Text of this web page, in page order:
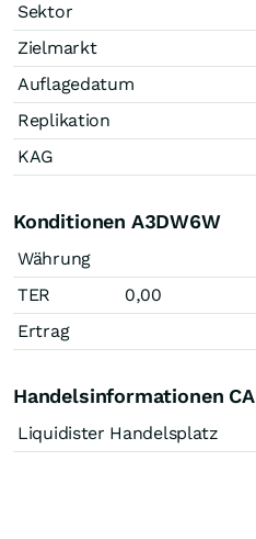
Sektor
Zielmarkt
Auflagedatum
Replikation
KAG
Konditionen A3DW6W
Währung
TER
0,00
Ertrag
Handelsinformationen
Liquidister Handelsplatz